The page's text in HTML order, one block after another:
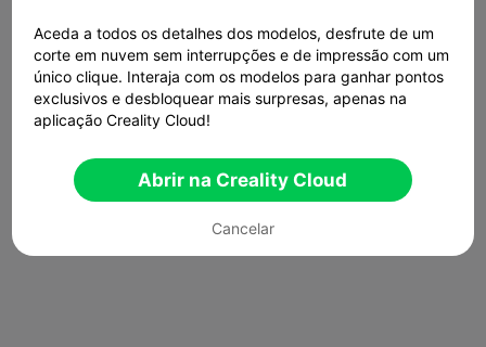
Aceda a todos os detalhes dos modelos, desfrute de um
corte em nuvem sem interrupções e de impressão com um
único clique. Interaja com os modelos para ganhar pontos
exclusivos e desbloquear mais surpresas, apenas na
aplicação Creality Cloud!
Abrir na Creality Cloud
Cancelar